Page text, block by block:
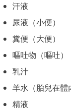
汗液
尿液（小便）
糞便（大便）
嘔吐物（嘔吐）
乳汁
羊水（胎兒在體
精液